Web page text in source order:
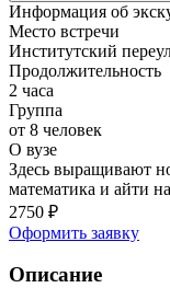
Информация об
Место встречи
Институтский
Продолжительность
2 часа
Группа
от 8 человек
О вузе
Здесь выращивают
математика и айти
2750 ₽
Оформить заявку
Описание